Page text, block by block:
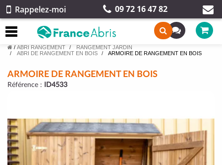
Rappelez-moi 09 72 16 47 82
/ ABRI RANGEMENT
RANGEMENT JARDIN
ABRI DE RANGEMENT EN BOIS
ARMOIRE DE RANGEMENT EN BOIS
ARMOIRE DE RANGEMENT EN BOIS
Référence : ID4533